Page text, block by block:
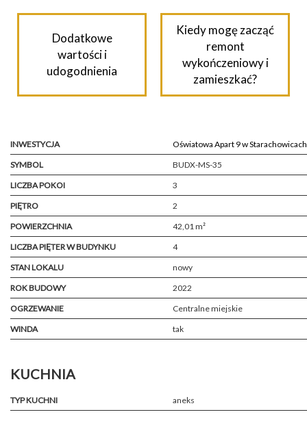
Dodatkowe
wartości i
udogodnienia
Kiedy mogę zacząć
remont
wykończeniowy i
zamieszkać?
INWESTYCJA
Oświatowa Apart 9 w Starachowicach
SYMBOL
BUDX-MS-35
LICZBA POKOI
3
PIĘTRO
2
POWIERZCHNIA
42,01 m²
LICZBA PIĘTER W BUDYNKU
4
STAN LOKALU
nowy
ROK BUDOWY
2022
OGRZEWANIE
Centralne miejskie
WINDA
tak
KUCHNIA
TYP KUCHNI aneks